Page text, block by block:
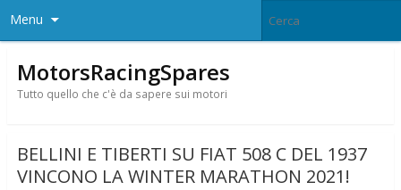
Menu
MotorsRacingSpares
Tutto quello che c'è da sapere sui motori
BELLINI E TIBERTI SU FIAT 508 C DEL 1937
VINCONO LA WINTER MARATHON 2021!